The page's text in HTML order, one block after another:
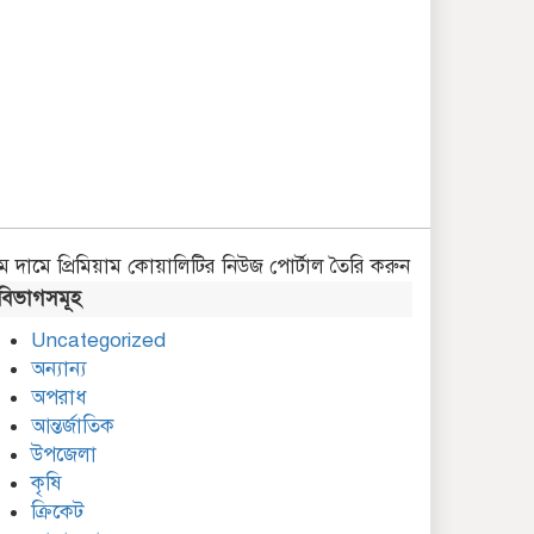
দামে প্রিমিয়াম কোয়ালিটির নিউজ পোর্টাল তৈরি করুন
Uncategorized
অন্যান্য
অপরাধ
আন্তর্জাতিক
উপজেলা
কৃষি
ক্রিকেট